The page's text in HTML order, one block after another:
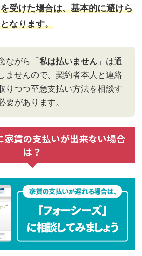
受けた場合は、基本的に避けら
なります。
ながら「私は払いません 」は通
ませんので、契約者本人と連絡
りつつ至急支払い方法を相談す
要があります。
家賃の支払いが出来ない場合
は？